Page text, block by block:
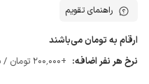
راهنمای تقویم
ارقام به تومان می‌باشند
نرخ هر نفر اضافه: +200٬000 تومان / بیشتر از 6 نفر